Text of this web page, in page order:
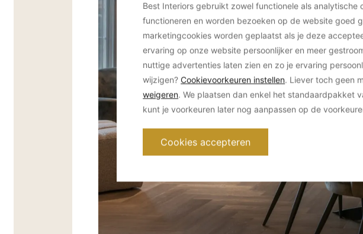
Best Interiors gebruikt zowel functionele als
functioneren en worden bezoeken op de website goed
marketingcookies worden geplaatst als je deze
ervaring op onze website persoonlijker en meer
nuttige advertenties laten zien en zo je ervaring
wijzigen? Cookievoorkeuren instellen. Liever toch geen
weigeren. We plaatsen dan enkel het standaardpakket
kunt je voorkeuren later nog aanpassen op de
Cookies accepteren